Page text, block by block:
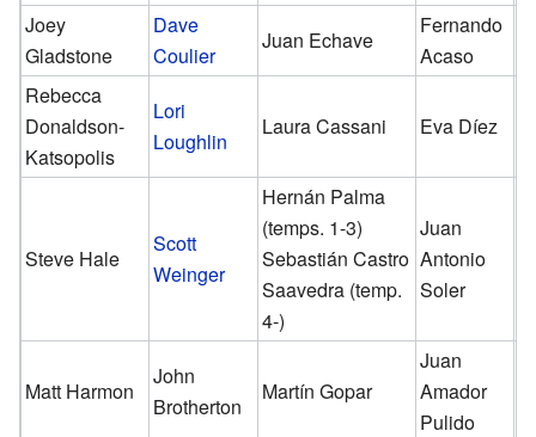
Joey
Gladstone
Dave
Coulier
Juan Echave
Fernando
Acaso
Rebecca
Donaldson-
Katsopolis
Lori
Loughlin
Laura Cassani Eva Díez
Steve Hale
Scott
Weinger
Hernán Palma
(temps. 1-3)
Sebastián Castro
Saavedra (temp.
4-)
Juan
Antonio
Soler
Matt Harmon
John
Brotherton
Martín Gopar
Juan
Amador
Pulido